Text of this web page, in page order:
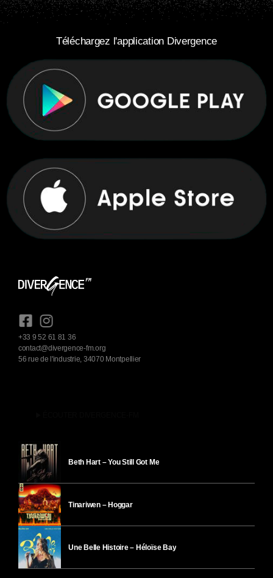
Téléchargez l'application Divergence
+33 9 52 61 81 36
contact@divergence-fm.org
56 rue de l'industrie, 34070 Montpellier
Beth Hart – You Still Got Me
Tinariwen – Hoggar
Une Belle Histoire – Héloïse Bay